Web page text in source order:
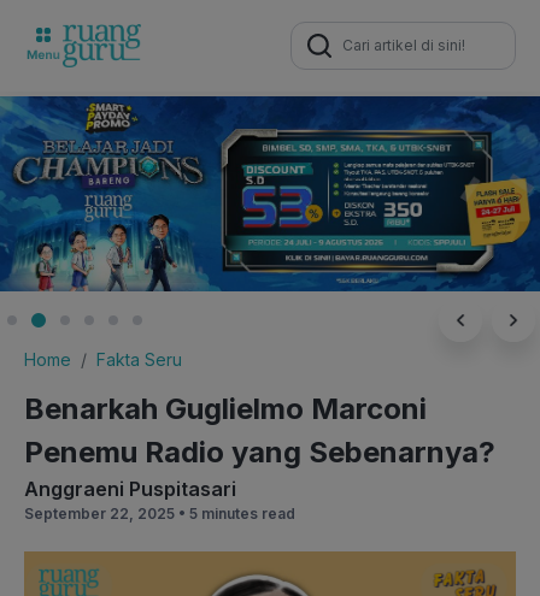
Search
for:
Home Fakta Seru
Benarkah Guglielmo Marconi
Penem​​u Radio yang Sebenarnya?
Anggraeni Puspitasari
September 22, 2025 • 5 minutes read